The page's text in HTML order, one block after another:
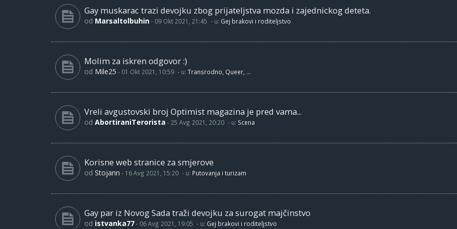
Gay muskarac trazi devojku zbog prijateljstva mozda i zajednickog deteta.
od Marsaltolbuhin- 09 Okt 2021, 21:45 - u: Gej brakovi i roditeljstvo
Molim za iskren odgovor :)
od Mile25 - 01 Okt 2021, 10:59 - u: Transrodno, Queer, ...
Vreli avgustovski broj Optimist magazina je pred vama...
od AbortiraniTerorista - 25 Avg 2021, 20:20 - u: Scena
Korisne web stranice za smjerove
od Stojann - 16 Avg 2021, 15:20 - u: Putovanja i turizam
Gay par iz Novog Sada traži devojku za surogat majčinstvo
od istvanka77- 06 Avg 2021, 19:05 - u: Gej brakovi i roditeljstvo